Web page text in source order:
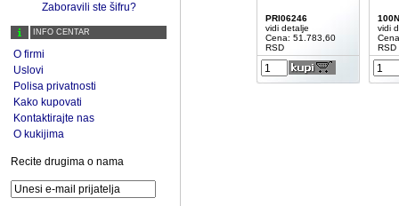
Zaboravili ste šifru?
INFO CENTAR
O firmi
Uslovi
Polisa privatnosti
Kako kupovati
Kontaktirajte nas
O kukijima
Recite drugima o nama
PRI06246
vidi detalje
Cena: 51.783,60
RSD
vidi
RSD